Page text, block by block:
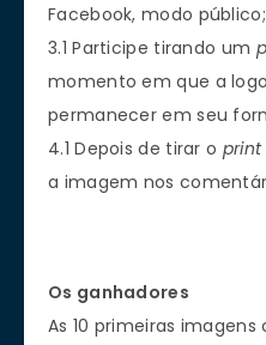
Facebook, modo público;
3.1 Participe tirando um
momento em que a
permanecer em seu
4.1 Depois de tirar o print
a imagem nos
Os ganhadores
As 10 primeiras